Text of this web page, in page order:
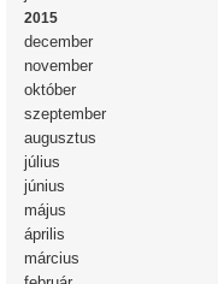
2015
december
november
október
szeptember
augusztus
július
június
május
április
március